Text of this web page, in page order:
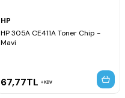
HP
HP 305A CE411A Toner Chip -
Mavi
67,77TL KDV